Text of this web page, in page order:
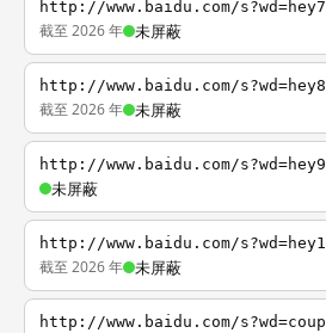
http://www.baidu.com/s?wd=hey7
截至 2026 年 未屏蔽
http://www.baidu.com/s?wd=hey8
截至 2026 年 未屏蔽
http://www.baidu.com/s?wd=hey9
未屏蔽
http://www.baidu.com/s?wd=hey1
截至 2026 年 未屏蔽
http://www.baidu.com/s?wd=coup